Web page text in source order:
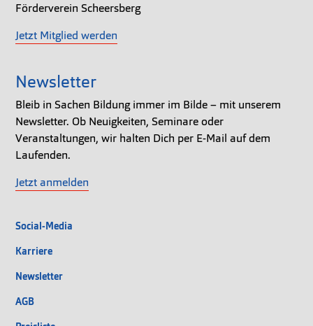
Förderverein Scheersberg
Jetzt Mitglied werden
Newsletter
Bleib in Sachen Bildung immer im Bilde – mit unserem
Newsletter. Ob Neuigkeiten, Seminare oder
Veranstaltungen, wir halten Dich per E-Mail auf dem
Laufenden.
Jetzt anmelden
Social-Media
Karriere
Newsletter
AGB